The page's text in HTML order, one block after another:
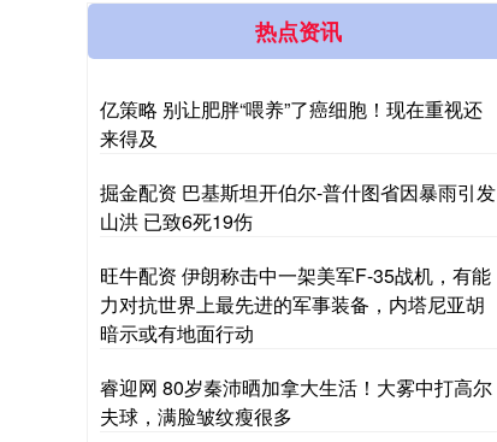
热点资讯
亿策略 别让肥胖“喂养”了癌细胞！现在重视还
来得及
掘金配资 巴基斯坦开伯尔-普什图省因暴雨引发
山洪 已致6死19伤
旺牛配资 伊朗称击中一架美军F-35战机，有能
力对抗世界上最先进的军事装备，内塔尼亚胡
暗示或有地面行动
睿迎网 80岁秦沛晒加拿大生活！大雾中打高尔
夫球，满脸皱纹瘦很多